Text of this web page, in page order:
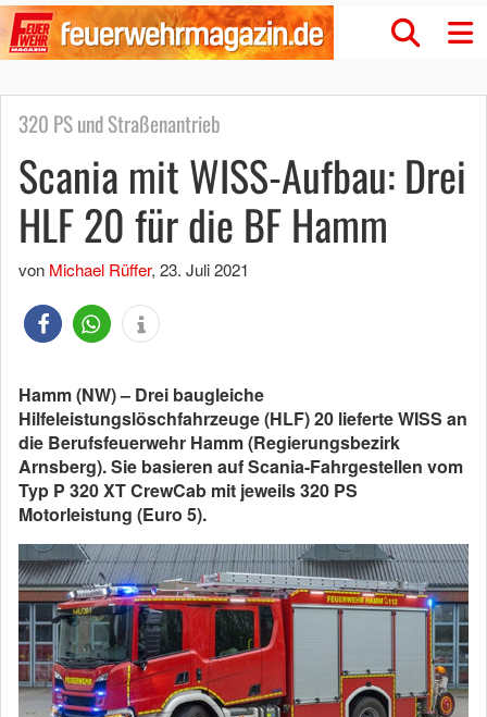
320 PS und Straßenantrieb
Scania mit WISS-Aufbau: Drei
HLF 20 für die BF Hamm
von Michael Rüffer, 23. Juli 2021
Hamm (NW) – Drei baugleiche
Hilfeleistungslöschfahrzeuge (HLF) 20 lieferte WISS an
die Berufsfeuerwehr Hamm (Regierungsbezirk
Arnsberg). Sie basieren auf Scania-Fahrgestellen vom
Typ P 320 XT CrewCab mit jeweils 320 PS
Motorleistung (Euro 5).